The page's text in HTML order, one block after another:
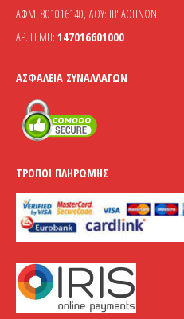
ΑΦΜ: 801016140, ΔΟΥ: ΙΒ' ΑΘΗΝΩΝ
ΑΡ. ΓΕΜΗ: 147016601000
ΑΣΦΆΛΕΙΑ ΣΥΝΑΛΛΑΓΏΝ
ΤΡΌΠΟΙ ΠΛΗΡΩΜΉΣ